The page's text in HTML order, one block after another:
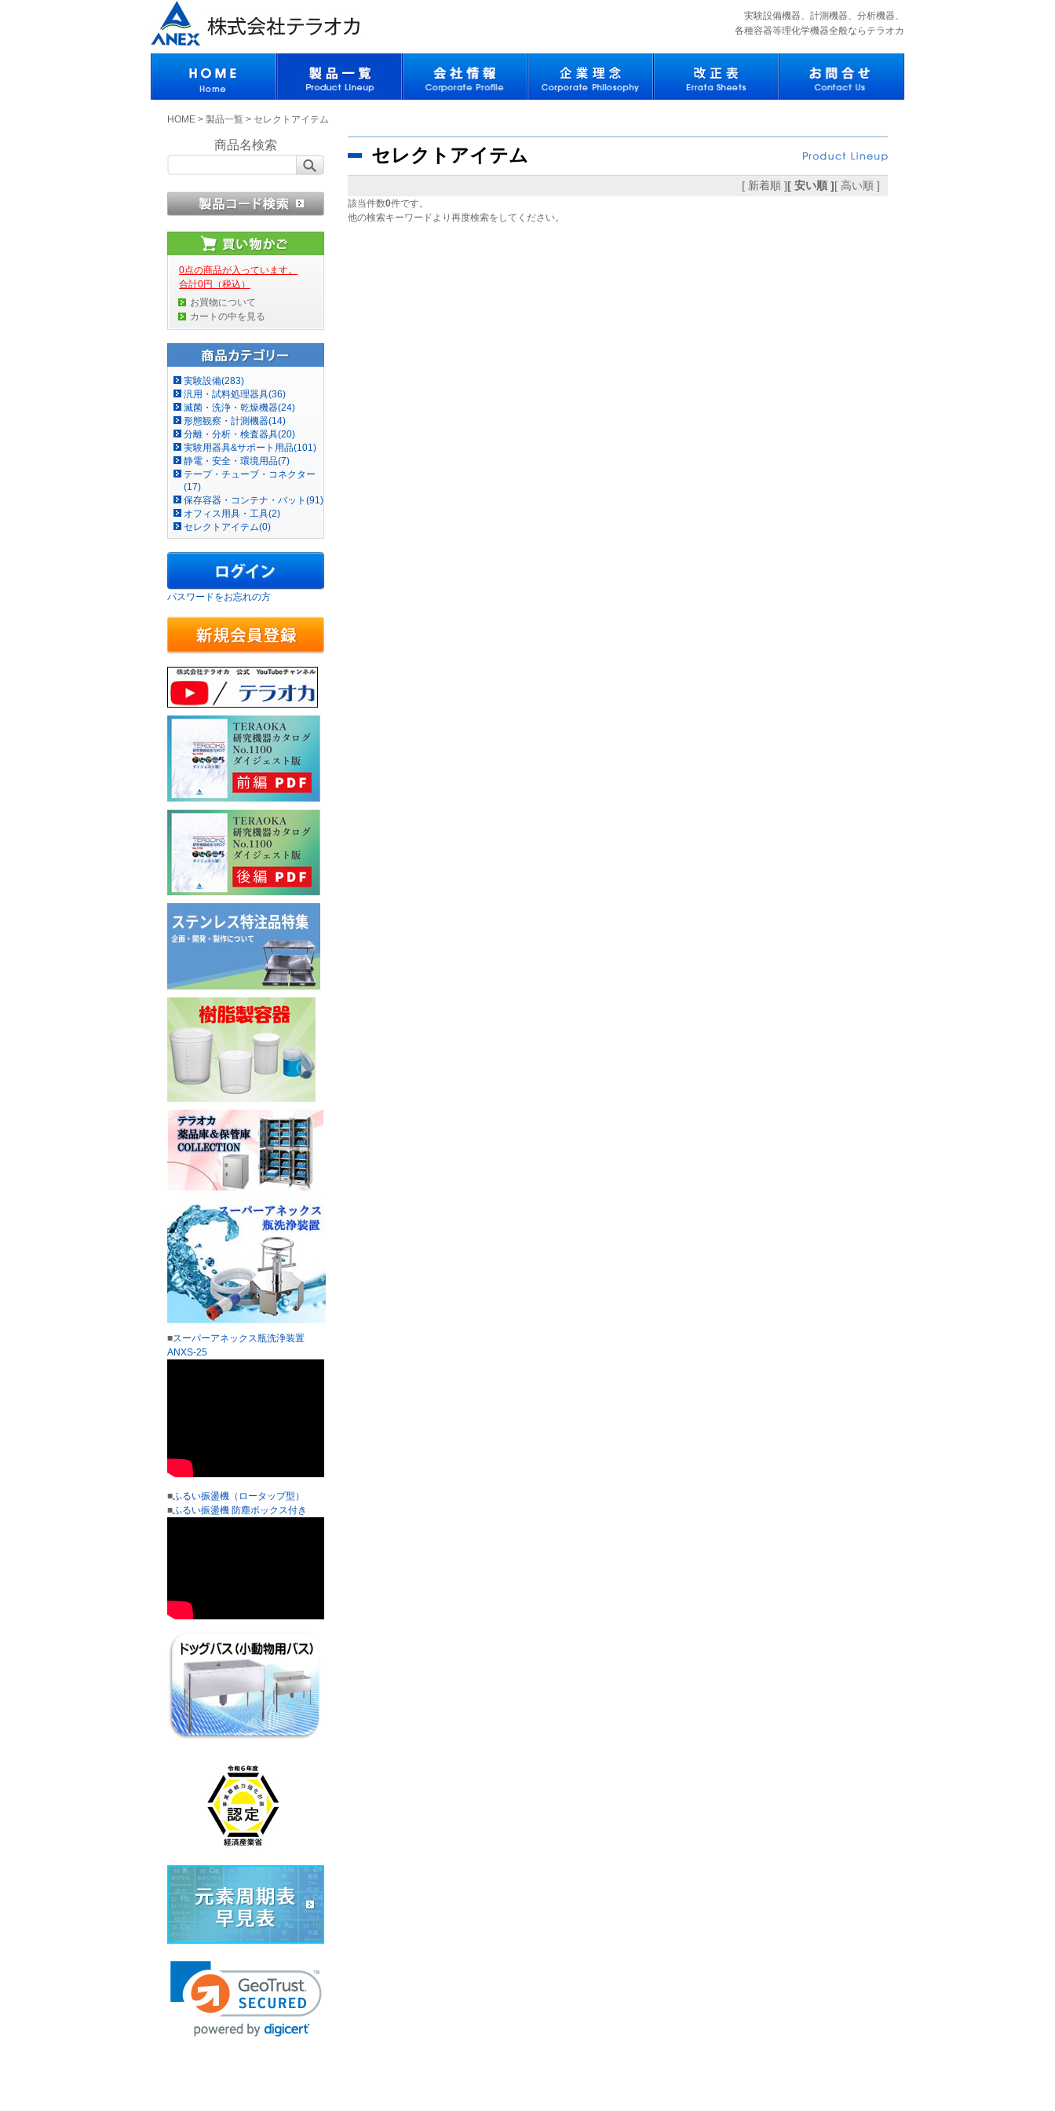
実験設備機器、計測機器、分析機器、
各種容器等理化学機器全般ならテラオカ
HOME > 製品一覧 > セレクトアイテム
商品名検索
0点の商品が入っています。
合計0円（税込）
お買物について
カートの中を見る
実験設備(283)
汎用・試料処理器具(36)
滅菌・洗浄・乾燥機器(24)
形態観察・計測機器(14)
分離・分析・検査器具(20)
実験用器具&サポート用品(101)
静電・安全・環境用品(7)
テープ・チューブ・コネクター
(17)
保存容器・コンテナ・バット(91)
オフィス用具・工具(2)
セレクトアイテム(0)
パスワードをお忘れの方
■スーパーアネックス瓶洗浄装置
ANXS-25
■ふるい振盪機（ロータップ型）
■ふるい振盪機 防塵ボックス付き
セレクトアイテム
[ 新着順 ][ 安い順 ][ 高い順 ]
該当件数0件です。
他の検索キーワードより再度検索をしてください。